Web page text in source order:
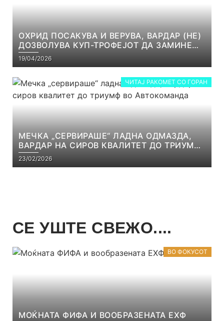
ОХРИД ПОСАКУВА И ВЕРУВА, ВАРДАР (НЕ)
ДОЗВОЛУВА КУП-ТРОФЕЈОТ ДА ЗАМИНЕ
ОД СКОПЈЕ
19/04/2026
ЧИТАЈ РАКОМЕТ СО ГОРАН
МЕЧКА „СЕРВИРАШЕ“ ЛАДНА ОДМАЗДА,
ВАРДАР НА СИРОВ КВАЛИТЕТ ДО ТРИУМФ
ВО АВТОКОМАНДА
23/02/2026
СЕ УШТЕ СВЕЖО....
ВО ФОКУСОТ
МОЌНАТА ФИФА И ВООБРАЗЕНАТА ЕХФ